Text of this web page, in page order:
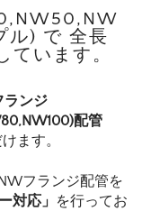
ル) で 全長
います。
ランジ
配管
ます。
フランジ配管を
対応」 を行ってお